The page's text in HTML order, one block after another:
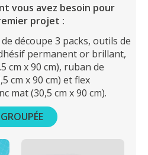
vous avez besoin pour
projet :
découpe 3 packs, outils de
permanent or brillant,
cm x 90 cm), ruban de
cm x 90 cm) et flex
mat (30,5 cm x 90 cm).